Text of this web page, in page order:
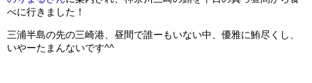
べに行きました！
三浦半島の先の三崎港、昼間で誰ーもいない中、優雅に鮪尽くし、
いやーたまんないです^^